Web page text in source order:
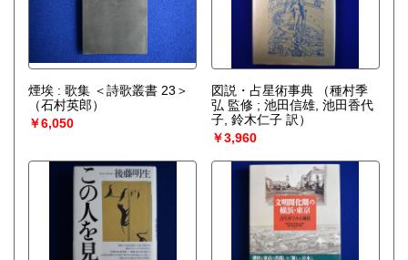
煙埃 : 歌集 ＜詩歌叢書 23＞
（石村英郎）
￥6,050
図説・占星術事典
（種村季
弘 監修 ; 池田信雄, 池田香代
子, 鈴木仁子 訳）
￥3,960